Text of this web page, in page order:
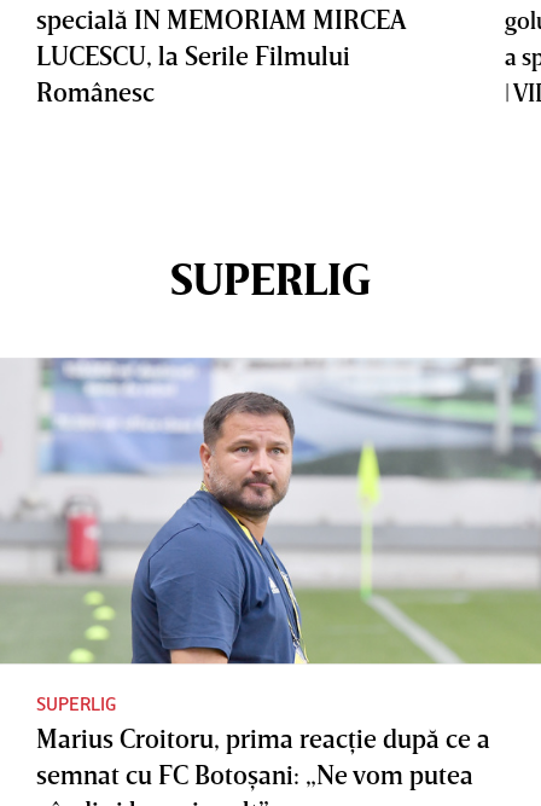
specială IN MEMORIAM MIRCEA
LUCESCU, la Serile Filmului
Românesc
a
|
SUPERLIG
SUPERLIG
Marius Croitoru, prima reacţie după ce a
semnat cu FC Botoşani: „Ne vom putea